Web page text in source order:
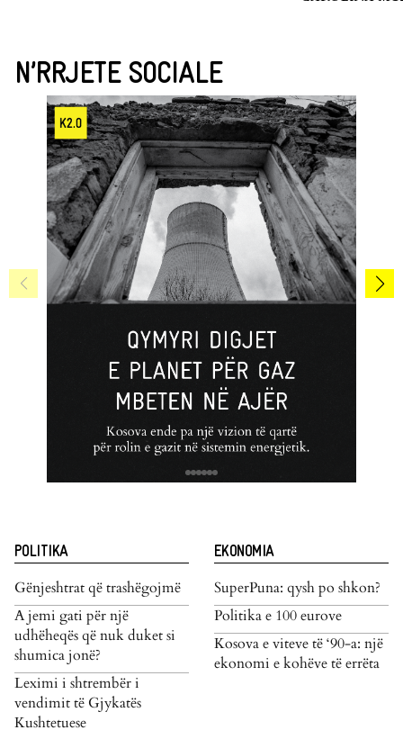
N’RRJETE SOCIALE
POLITIKA
Gënjeshtrat që trashëgojmë
A jemi gati për një
udhëheqës që nuk duket si
shumica jonë?
Leximi i shtrembër i
vendimit të Gjykatës
Kushtetuese
EKONOMIA
SuperPuna: qysh po shkon?
Politika e 100 eurove
Kosova e viteve të ‘90-a: një
ekonomi e kohëve të errëta